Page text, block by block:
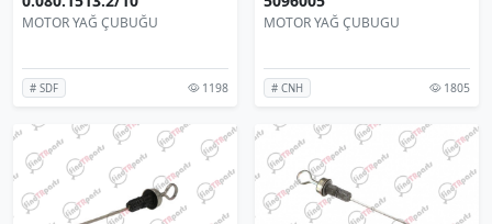
MOTOR YAĞ ÇUBUĞU
# SDF 1198
MOTOR YAĞ ÇUBUGU
# CNH 1805